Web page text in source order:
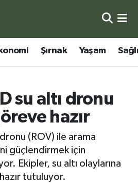
Şırnak Yaşam
su altı dronu
hazır
dronu (ROV) ile arama
güçlendirmek için
Ekipler, su altı olaylarına
tutuluyor.
Haritası
ve Fikstür